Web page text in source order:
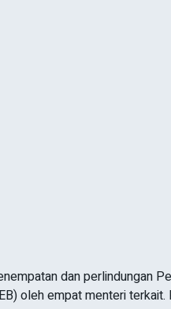
dan perlindungan
oleh empat menteri